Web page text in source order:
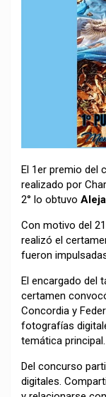
El 1er premio del
realizado por
2° lo obtuvo
Con motivo del
realizó el
fueron
El encargado del
certamen
Concordia y
fotografías
temática principal.
Del concurso
digitales.